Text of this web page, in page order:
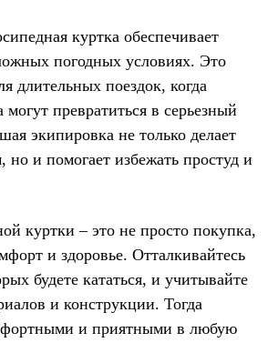
куртка обеспечивает
погодных условиях. Это
длительных поездок, когда
могут превратиться в серьезный
экипировка не только делает
но и помогает избежать простуд и
куртки – это не просто покупка,
и здоровье. Отталкивайтесь
будете кататься, и учитывайте
и конструкции. Тогда
и приятными в любую